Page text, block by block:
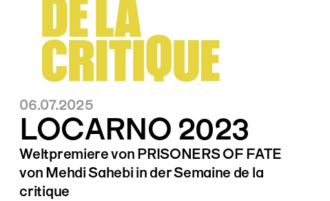
06.07.2025
LOCARNO 2023
Weltpremiere von PRISONERS OF FATE
von Mehdi Sahebi in der Semaine de la
critique